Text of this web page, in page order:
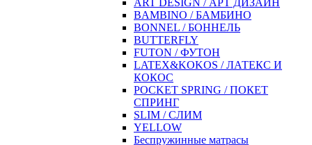
BAMBINO / БАМБИНО
BONNEL / БОННЕЛЬ
BUTTERFLY
FUTON / ФУТОН
LATEX&KOKOS / ЛАТЕКС И
КОКОС
POCKET SPRING / ПОКЕТ
СПРИНГ
SLIM / СЛИМ
YELLOW
Беспружинные матрасы